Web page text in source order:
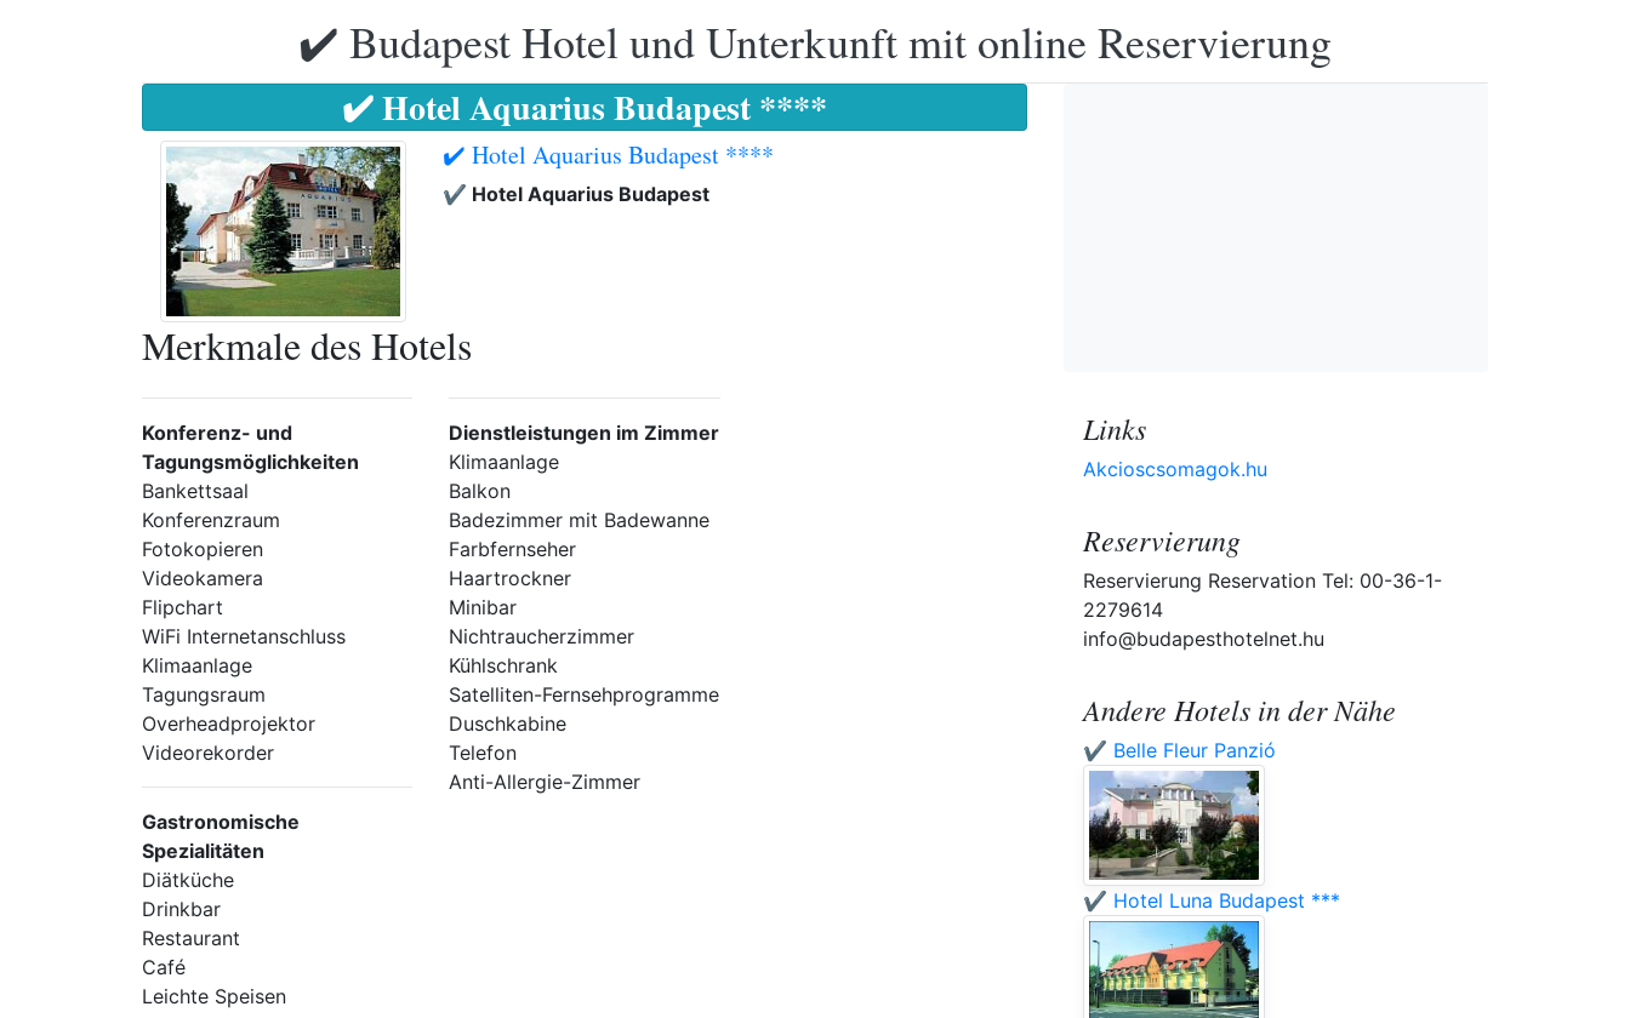
✔️ Budapest Hotel und Unterkunft mit online Reservierung
✔️ Hotel Aquarius Budapest ****
✔️ Hotel Aquarius Budapest ****
✔️ Hotel Aquarius Budapest
Merkmale des Hotels
Konferenz- und
Tagungsmöglichkeiten
Bankettsaal
Konferenzraum
Fotokopieren
Videokamera
Flipchart
WiFi Internetanschluss
Klimaanlage
Tagungsraum
Overheadprojektor
Videorekorder
Gastronomische
Spezialitäten
Diätküche
Drinkbar
Restaurant
Café
Leichte Speisen
Dienstleistungen im Zimmer
Klimaanlage
Balkon
Badezimmer mit Badewanne
Farbfernseher
Haartrockner
Minibar
Nichtraucherzimmer
Kühlschrank
Satelliten-Fernsehprogramme
Duschkabine
Telefon
Anti-Allergie-Zimmer
Links
Akcioscsomagok.hu
Reservierung
Reservierung Reservation Tel: 00-36-1-
2279614
info@budapesthotelnet.hu
Andere Hotels in der Nähe
✔️ Belle Fleur Panzió
✔️ Hotel Luna Budapest ***